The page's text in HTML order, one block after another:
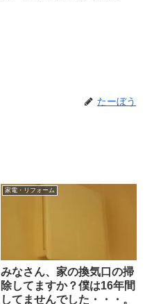
たーぼう
家電・リフォーム
みなさん、家の換気口の掃
除してますか？僕は16年間
してませんでした・・・。